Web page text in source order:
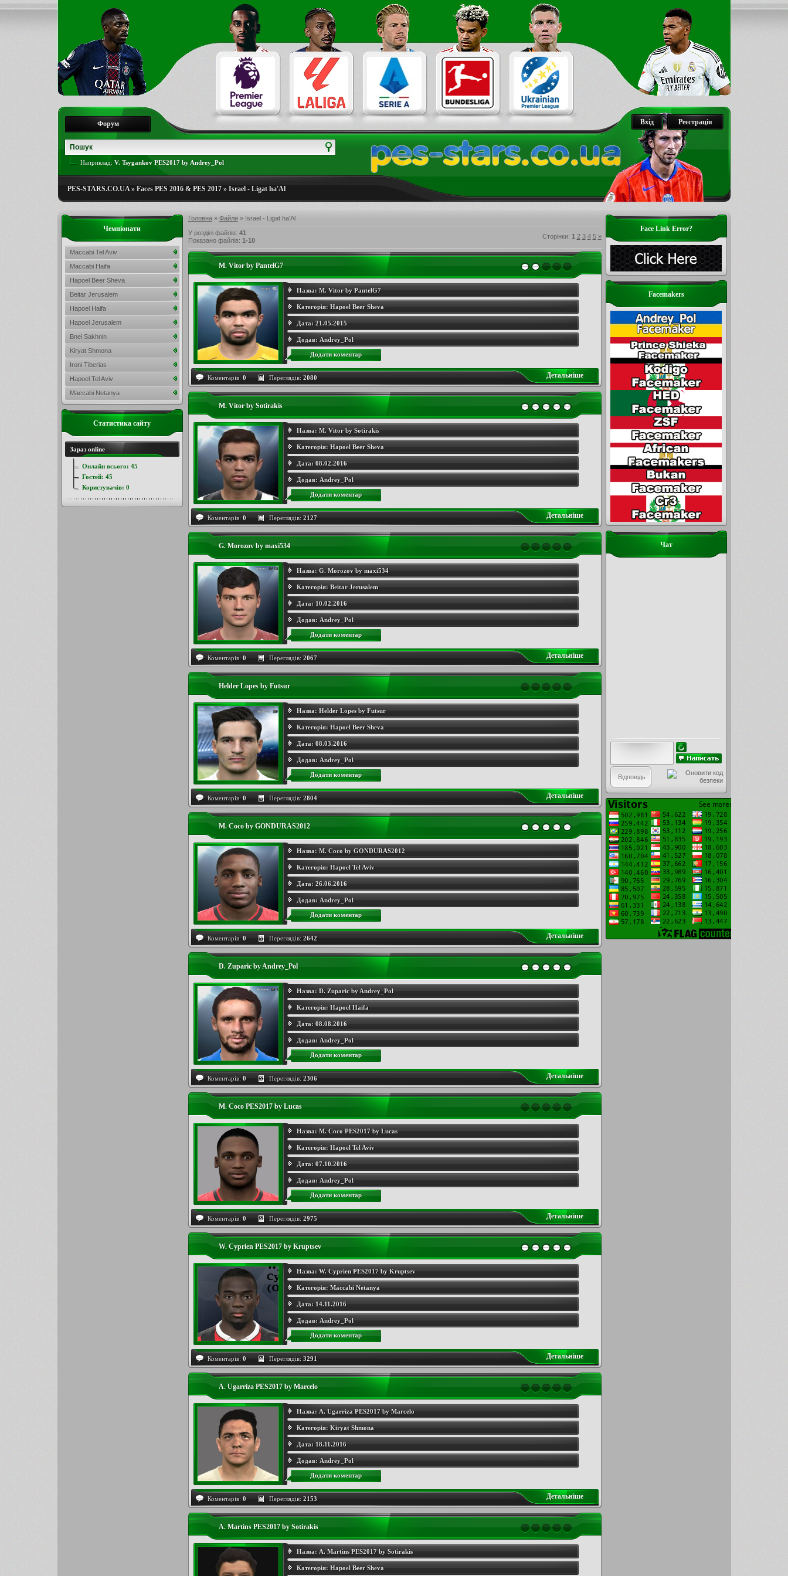
Реєстрація
Вхід
Форум
Наприклад: V. Tsygankov PES2017 by Andrey_Pol
PES-STARS.CO.UA» Faces PES 2016 & PES 2017» Israel - Ligat ha'Al
Головна» Файли» Israel - Ligat ha'Al
У розділі файлів: 41
Показано файлів: 1-10
Сторінки: 1 2 3 4 5 »
M. Vitor by PantelG7
Назва: M. Vitor by PantelG7
Категорія: Hapoel Beer Sheva
Дата: 21.05.2015
Додав: Andrey_Pol
Додати коментар
Коментарів: 0 Переглядів: 2080 Детальнiше
M. Vitor by Sotirakis
Назва: M. Vitor by Sotirakis
Категорія: Hapoel Beer Sheva
Дата: 08.02.2016
Додав: Andrey_Pol
Додати коментар
Коментарів: 0 Переглядів: 2127 Детальнiше
G. Morozov by maxi534
Назва: G. Morozov by maxi534
Категорія: Beitar Jerusalem
Дата: 10.02.2016
Додав: Andrey_Pol
Додати коментар
Коментарів: 0 Переглядів: 2067 Детальнiше
Helder Lopes by Futsur
Назва: Helder Lopes by Futsur
Категорія: Hapoel Beer Sheva
Дата: 08.03.2016
Додав: Andrey_Pol
Додати коментар
Коментарів: 0 Переглядів: 2804 Детальнiше
M. Coco by GONDURAS2012
Назва: M. Coco by GONDURAS2012
Категорія: Hapoel Tel Aviv
Дата: 26.06.2016
Додав: Andrey_Pol
Додати коментар
Коментарів: 0 Переглядів: 2642 Детальнiше
D. Zuparic by Andrey_Pol
Назва: D. Zuparic by Andrey_Pol
Категорія: Hapoel Haifa
Дата: 08.08.2016
Додав: Andrey_Pol
Додати коментар
Коментарів: 0 Переглядів: 2306 Детальнiше
M. Coco PES2017 by Lucas
Назва: M. Coco PES2017 by Lucas
Категорія: Hapoel Tel Aviv
Дата: 07.10.2016
Додав: Andrey_Pol
Додати коментар
Коментарів: 0 Переглядів: 2975 Детальнiше
W. Cyprien PES2017 by Kruptsev
Назва: W. Cyprien PES2017 by Kruptsev
Категорія: Maccabi Netanya
Дата: 14.11.2016
Додав: Andrey_Pol
Додати коментар
Коментарів: 0 Переглядів: 3291 Детальнiше
A. Ugarriza PES2017 by Marcelo
Назва: A. Ugarriza PES2017 by Marcelo
Категорія: Kiryat Shmona
Дата: 18.11.2016
Додав: Andrey_Pol
Додати коментар
Коментарів: 0 Переглядів: 2153 Детальнiше
A. Martins PES2017 by Sotirakis
Назва: A. Martins PES2017 by Sotirakis
Категорія: Hapoel Beer Sheva
Face Link Error?
Facemakers
Чат
Чемпіонати
Maccabi Tel Aviv
Maccabi Haifa
Hapoel Beer Sheva
Beitar Jerusalem
Hapoel Haifa
Hapoel Jerusalem
Bnei Sakhnin
Kiryat Shmona
Ironi Tiberias
Hapoel Tel Aviv
Maccabi Netanya
Статистика сайту
Зараз online
Онлайн всього: 45
Гостей: 45
Користувачів: 0